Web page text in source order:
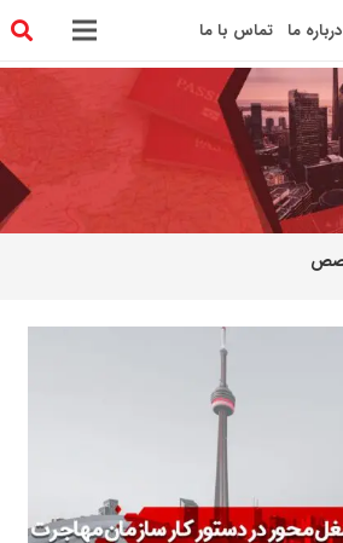
درباره ما تماس با ما